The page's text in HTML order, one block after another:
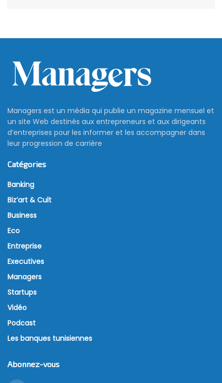
Managers est un média qui publie un magazine mensuel et
un site Web destinés aux entrepreneurs et aux dirigeants
d’entreprises pour les informer et les accompagner dans
leur progression de carrière
Catégories
Banking
Biz’art & Cult
Business
Eco
Entreprise
Executives
Managers
Startups
Vidéo
Podcast
Les banques tunisiennes
Abonnez-vous